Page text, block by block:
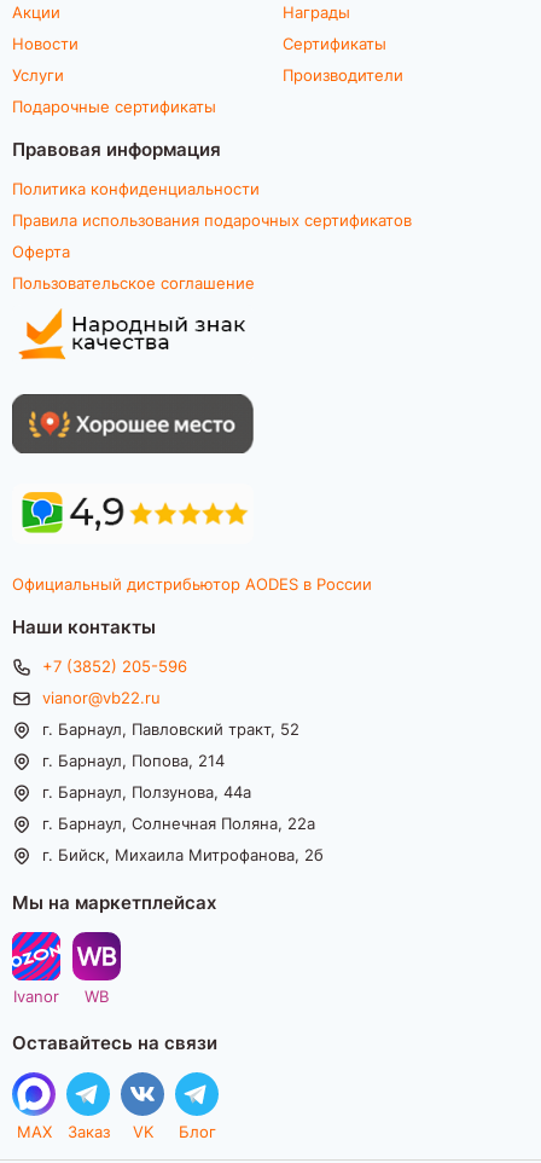
Акции
Новости
Услуги
Подарочные сертификаты
Награды
Сертификаты
Производители
Правовая информация
Политика конфиденциальности
Правила использования подарочных сертификатов
Оферта
Пользовательское соглашение
Официальный дистрибьютор AODES в России
Наши контакты
+7 (3852) 205-596
vianor@vb22.ru
г. Барнаул, Павловский тракт, 52
г. Барнаул, Попова, 214
г. Барнаул, Ползунова, 44а
г. Барнаул, Солнечная Поляна, 22а
г. Бийск, Михаила Митрофанова, 2б
Мы на маркетплейсах
Ivanor WB
Оставайтесь на связи
MAX Заказ VK Блог